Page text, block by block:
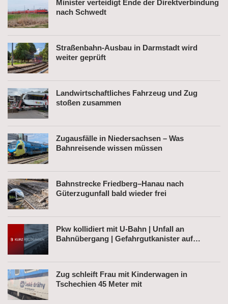
Minister verteidigt Ende der Direktverbindung
nach Schwedt
Straßenbahn-Ausbau in Darmstadt wird
weiter geprüft
Landwirtschaftliches Fahrzeug und Zug
stoßen zusammen
Zugausfälle in Niedersachsen – Was
Bahnreisende wissen müssen
Bahnstrecke Friedberg–Hanau nach
Güterzugunfall bald wieder frei
Pkw kollidiert mit U-Bahn | Unfall an
Bahnübergang | Gefahrgutkanister auf
Zug schleift Frau mit Kinderwagen in
Tschechien 45 Meter mit